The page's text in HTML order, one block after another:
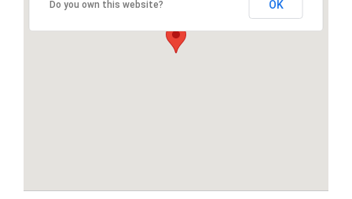
Do you own this website? OK